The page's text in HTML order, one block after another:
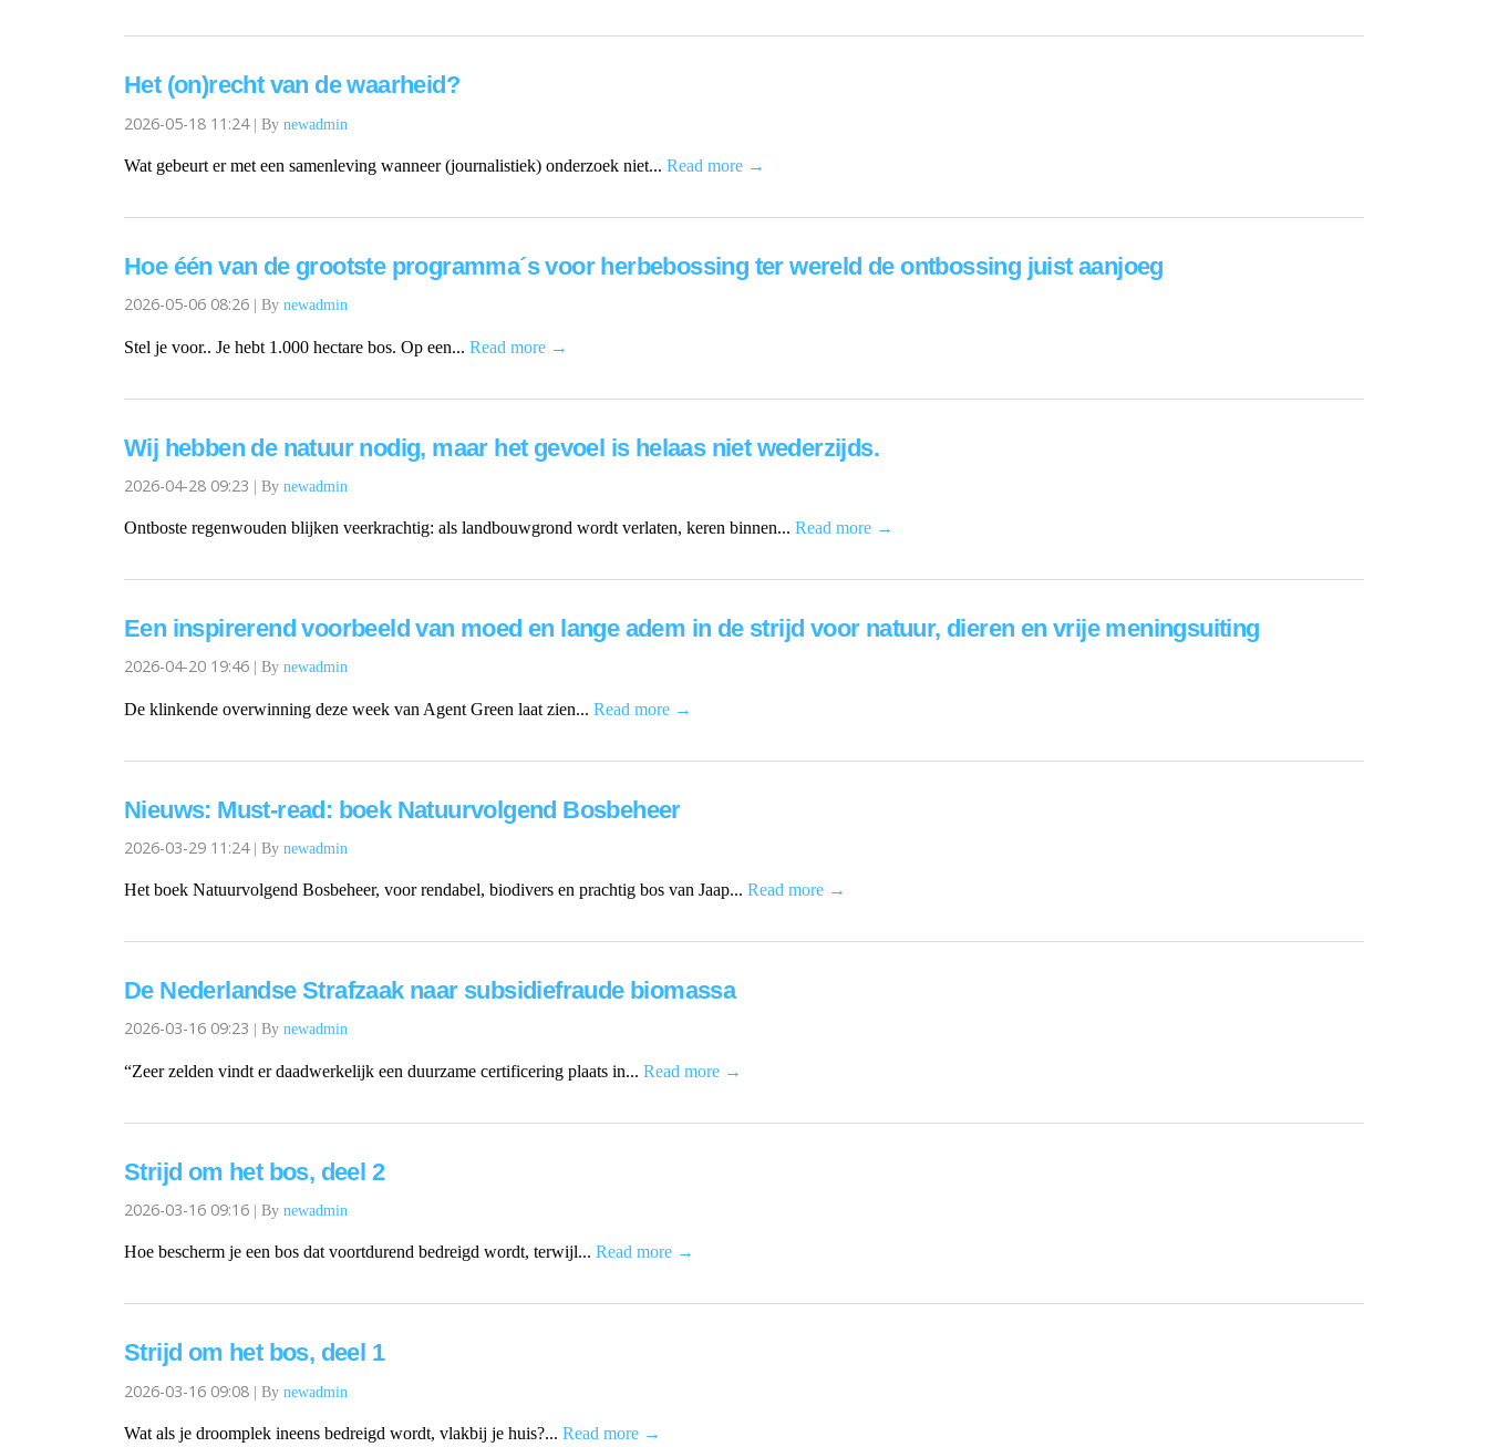
Het (on)recht van de waarheid?
2026-05-18 11:24 | By newadmin
Wat gebeurt er met een samenleving wanneer (journalistiek) onderzoek niet... Read more →
Hoe één van de grootste programma´s voor herbebossing ter wereld de ontbossing juist aanjoeg
2026-05-06 08:26 | By newadmin
Stel je voor.. Je hebt 1.000 hectare bos. Op een... Read more →
Wij hebben de natuur nodig, maar het gevoel is helaas niet wederzijds.
2026-04-28 09:23 | By newadmin
Ontboste regenwouden blijken veerkrachtig: als landbouwgrond wordt verlaten, keren binnen... Read more →
Een inspirerend voorbeeld van moed en lange adem in de strijd voor natuur, dieren en vrije meningsuiting
2026-04-20 19:46 | By newadmin
De klinkende overwinning deze week van Agent Green laat zien... Read more →
Nieuws: Must-read: boek Natuurvolgend Bosbeheer
2026-03-29 11:24 | By newadmin
Het boek Natuurvolgend Bosbeheer, voor rendabel, biodivers en prachtig bos van Jaap... Read more →
De Nederlandse Strafzaak naar subsidiefraude biomassa
2026-03-16 09:23 | By newadmin
“Zeer zelden vindt er daadwerkelijk een duurzame certificering plaats in... Read more →
Strijd om het bos, deel 2
2026-03-16 09:16 | By newadmin
Hoe bescherm je een bos dat voortdurend bedreigd wordt, terwijl... Read more →
Strijd om het bos, deel 1
2026-03-16 09:08 | By newadmin
Wat als je droomplek ineens bedreigd wordt, vlakbij je huis?... Read more →